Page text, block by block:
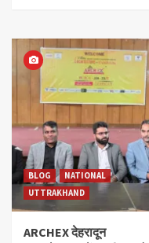
BLOG
NATIONAL
UTTRAKHAND
ARCHEX देहरादून